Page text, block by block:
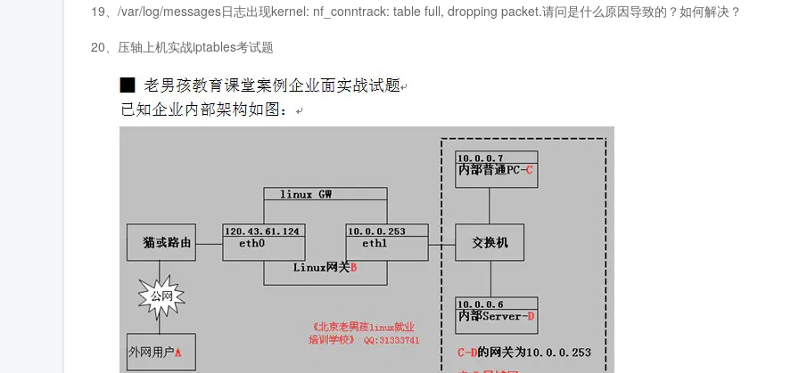
19、/var/log/messages日志出现kernel: nf_conntrack: table full, dropping packet.请问是什么原因导致的？如何解决？
20、压轴上机实战iptables考试题